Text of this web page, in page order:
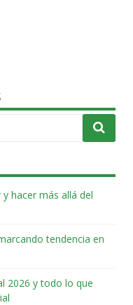
hacer más allá del
tendencia en
2026 y todo lo que